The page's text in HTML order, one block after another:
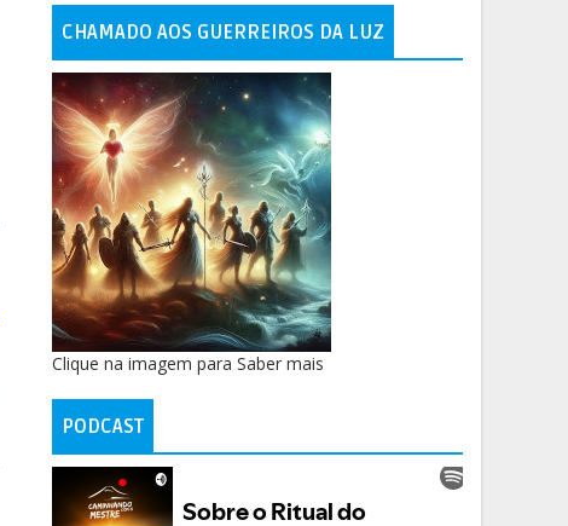
CHAMADO AOS GUERREIROS DA LUZ
Clique na imagem para Saber mais
PODCAST